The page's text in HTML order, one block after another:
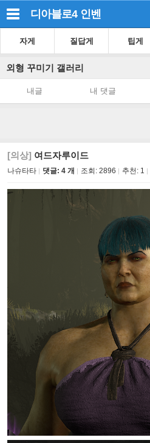
디아블로4 인벤
자게 질답게 팁게
외형 꾸미기 갤러리
내글 내 댓글
[의상] 여드자루이드
나슈타타 댓글: 4 개 조회: 2896 추천: 1